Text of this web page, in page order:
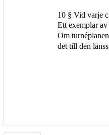
10 § Vid varje
Ett exemplar
Om
det till den